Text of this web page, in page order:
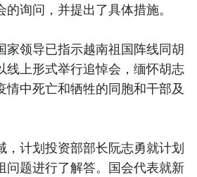
询问，并提出了具体措施。
家领导已指示越南祖国阵线同胡
线上形式举行追悼会，缅怀胡志
情中死亡和牺牲的同胞和干部及
，计划投资部部长阮志勇就计划
问题进行了解答。国会代表就新